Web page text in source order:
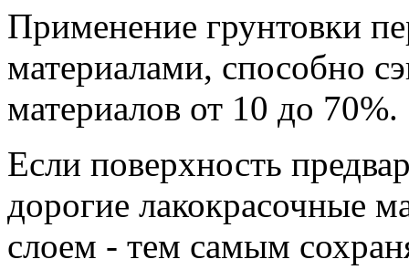
Применение грунтовки
материалами, способно
материалов от 10 до 70%.
Если поверхность
дорогие лакокрасочные
слоем - тем самым